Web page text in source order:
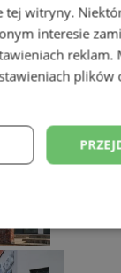
w
tej witryny.
interesie
reklam.
plików